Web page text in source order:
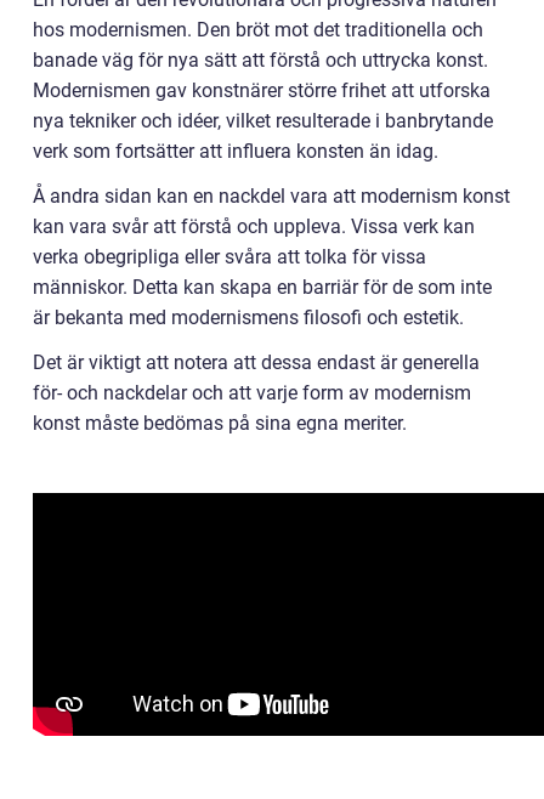
hos modernismen. Den bröt mot det traditionella och
banade väg för nya sätt att förstå och uttrycka konst.
Modernismen gav konstnärer större frihet att utforska
nya tekniker och idéer, vilket resulterade i banbrytande
verk som fortsätter att influera konsten än idag.
Å andra sidan kan en nackdel vara att modernism konst
kan vara svår att förstå och uppleva. Vissa verk kan
verka obegripliga eller svåra att tolka för vissa
människor. Detta kan skapa en barriär för de som inte
är bekanta med modernismens filosofi och estetik.
Det är viktigt att notera att dessa endast är generella
för- och nackdelar och att varje form av modernism
konst måste bedömas på sina egna meriter.